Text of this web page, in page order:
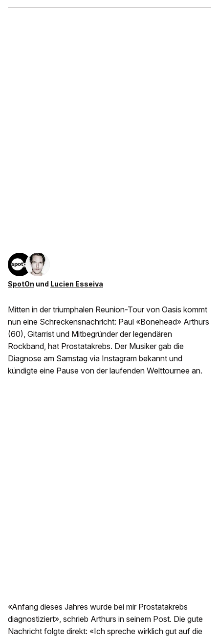
SpotOn und Lucien Esseiva
Mitten in der triumphalen Reunion-Tour von Oasis kommt
nun eine Schreckensnachricht: Paul «Bonehead» Arthurs
(60), Gitarrist und Mitbegründer der legendären
Rockband, hat Prostatakrebs. Der Musiker gab die
Diagnose am Samstag via Instagram bekannt und
kündigte eine Pause von der laufenden Welttournee an.
«Anfang dieses Jahres wurde bei mir Prostatakrebs
diagnostiziert», schrieb Arthurs in seinem Post. Die gute
Nachricht folgte direkt: «Ich spreche wirklich gut auf die